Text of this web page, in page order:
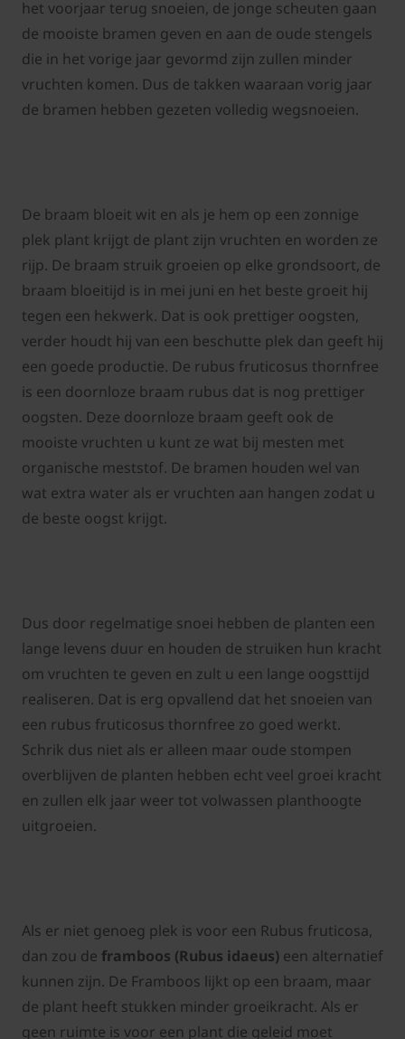
het voorjaar terug snoeien, de jonge scheuten gaan
de mooiste bramen geven en aan de oude stengels
die in het vorige jaar gevormd zijn zullen minder
vruchten komen. Dus de takken waaraan vorig jaar
de bramen hebben gezeten volledig wegsnoeien.
De braam bloeit wit en als je hem op een zonnige
plek plant krijgt de plant zijn vruchten en worden ze
rijp. De braam struik groeien op elke grondsoort, de
braam bloeitijd is in mei juni en het beste groeit hij
tegen een hekwerk. Dat is ook prettiger oogsten,
verder houdt hij van een beschutte plek dan geeft hij
een goede productie. De rubus fruticosus thornfree
is een doornloze braam rubus dat is nog prettiger
oogsten. Deze doornloze braam geeft ook de
mooiste vruchten u kunt ze wat bij mesten met
organische meststof. De bramen houden wel van
wat extra water als er vruchten aan hangen zodat u
de beste oogst krijgt.
Dus door regelmatige snoei hebben de planten een
lange levens duur en houden de struiken hun kracht
om vruchten te geven en zult u een lange oogsttijd
realiseren. Dat is erg opvallend dat het snoeien van
een rubus fruticosus thornfree zo goed werkt.
Schrik dus niet als er alleen maar oude stompen
overblijven de planten hebben echt veel groei kracht
en zullen elk jaar weer tot volwassen planthoogte
uitgroeien.
Als er niet genoeg plek is voor een Rubus fruticosa,
dan zou de framboos (Rubus idaeus) een alternatief
kunnen zijn. De Framboos lijkt op een braam, maar
de plant heeft stukken minder groeikracht. Als er
geen ruimte is voor een plant die geleid moet